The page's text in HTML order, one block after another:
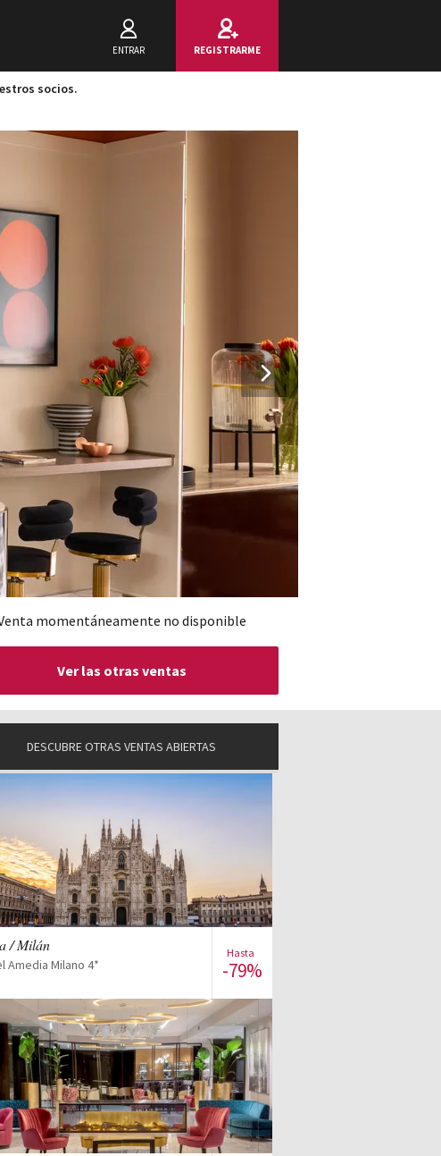
ENTRAR REGISTRARME
socios.
Next
momentáneamente no disponible
Ver las otras ventas
DESCUBRE OTRAS VENTAS ABIERTAS
Ver la venta
/ Milán
Amedia Milano 4*
Hasta
-79%
Ver la venta